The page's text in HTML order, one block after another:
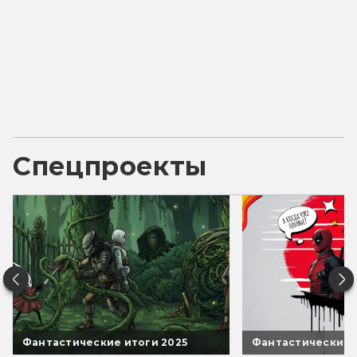
Спецпроекты
Фантастические итоги 2025 Фантастические